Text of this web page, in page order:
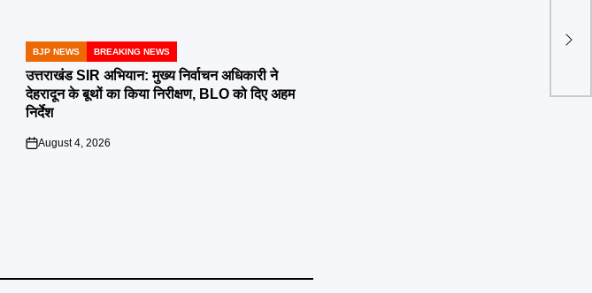
POSTED
IN
BJP NEWS BREAKING NEWS
उत्तराखंड SIR अभियान: मुख्य निर्वाचन अधिकारी ने
देहरादून के बूथों का किया निरीक्षण, BLO को दिए अहम
निर्देश
on
August 4, 2026
मौत